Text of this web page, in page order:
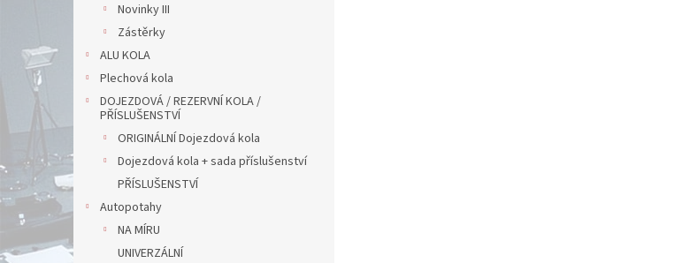
Novinky III
Zástěrky
ALU KOLA
Plechová kola
DOJEZDOVÁ / REZERVNÍ KOLA /
PŘÍSLUŠENSTVÍ
ORIGINÁLNÍ Dojezdová kola
Dojezdová kola + sada příslušenství
PŘÍSLUŠENSTVÍ
Autopotahy
NA MÍRU
UNIVERZÁLNÍ